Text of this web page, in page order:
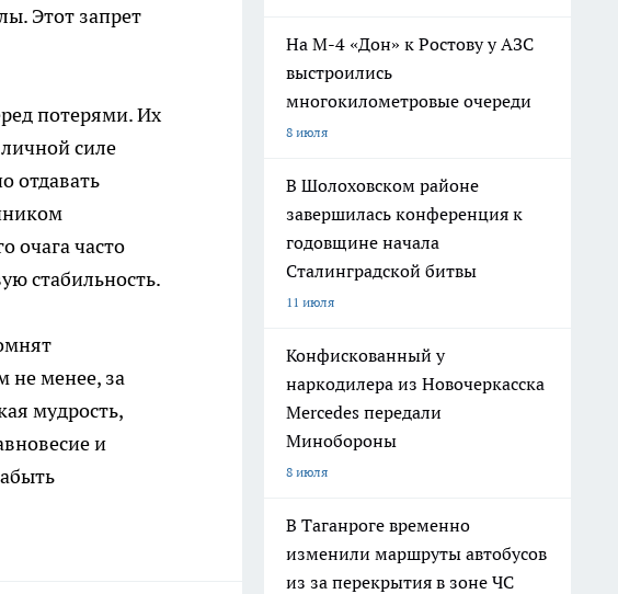
Этот запрет
потерями. Их
силе
отдавать
очага часто
стабильность.
не менее, за
мудрость,
и
На М-4 «Дон» к Ростову у АЗС
выстроились
многокилометровые очереди
8 июля
В Шолоховском районе
завершилась конференция к
годовщине начала
Сталинградской битвы
11 июля
Конфискованный у
наркодилера из Новочеркасска
Mercedes передали
Минобороны
8 июля
В Таганроге временно
изменили маршруты автобусов
из за перекрытия в зоне ЧС